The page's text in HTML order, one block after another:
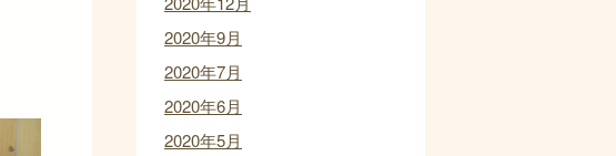
2020年9月
2020年7月
2020年6月
2020年5月